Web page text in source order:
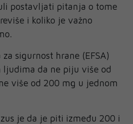
postavljati pitanja o tome
i koliko je važno
sigurnost hrane (EFSA)
da ne piju više od
više od 200 mg u jednom
je da je piti između 200 i